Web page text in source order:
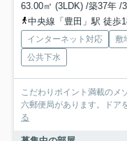
63.00㎡ (3LDK) /築37年 /
中央線「豊田」駅 徒歩
インターネット対応 敷
公共下水
こだわりポイント満載のメ
六郵便局があります。ドア
る